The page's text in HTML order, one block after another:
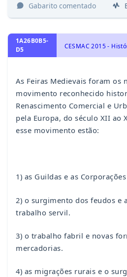
Gabarito comentado
1A26B0B5-
D5
As Feiras Medievais foram os
movimento reconhecido
Renascimento Comercial e
pela Europa, do século XII ao
esse movimento estão:
1) as Guildas e as
2) o surgimento dos feudos e
trabalho servil.
3) o trabalho fabril e novas
mercadorias.
4) as migrações rurais e o